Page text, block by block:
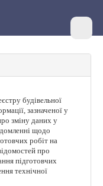
будівельної
зазначеної у
зміну даних у
щодо
робіт на
про
підготовчих
технічної